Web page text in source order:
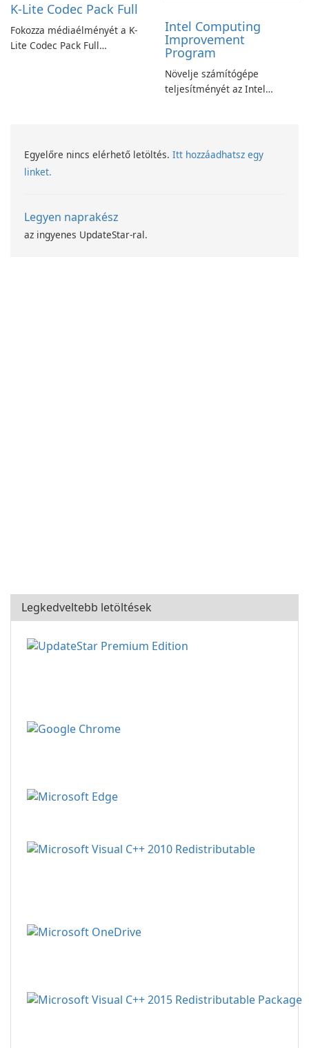
K-Lite Codec Pack Full
Fokozza médiaélményét a K-
Lite Codec Pack Full
Intel Computing
Improvement
Program
Növelje számítógépe
teljesítményét az Intel
Egyelőre nincs elérhető letöltés. Itt hozzáadhatsz egy
linket.
Legyen naprakész
az ingyenes UpdateStar-ral.
Legkedveltebb letöltések